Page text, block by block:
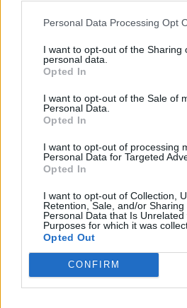
Personal Data Processing Opt
I want to opt-out of the Sharing
personal data.
Opted In
I want to opt-out of the Sale of
Personal Data.
Opted In
I want to opt-out of processing
Personal Data for Targeted
Opted In
I want to opt-out of Collection,
Retention, Sale, and/or Sharing
Personal Data that Is Unrelated
Purposes for which it was
Opted Out
CONFIRM
Επίσης αναμένονται και
εξετάσεις ώστε να φανεί
είχαν κάνει χρήση
Δείτε το βίντεο – Πάνω
έχουν πέσει πάνω
κορίτσι που πήδηξε
παιδική της φίλη